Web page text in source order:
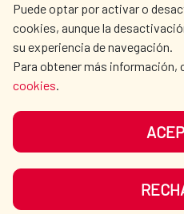
Puede optar por activar o
cookies, aunque la
su experiencia de navegación.
Para obtener más información,
cookies.
OUR SOCIAL MEDIA